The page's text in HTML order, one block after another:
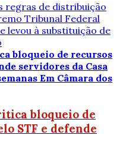
regras de distribuição
Tribunal Federal
levou à substituição de
Em Câmara dos
bloqueio de
STF e defende